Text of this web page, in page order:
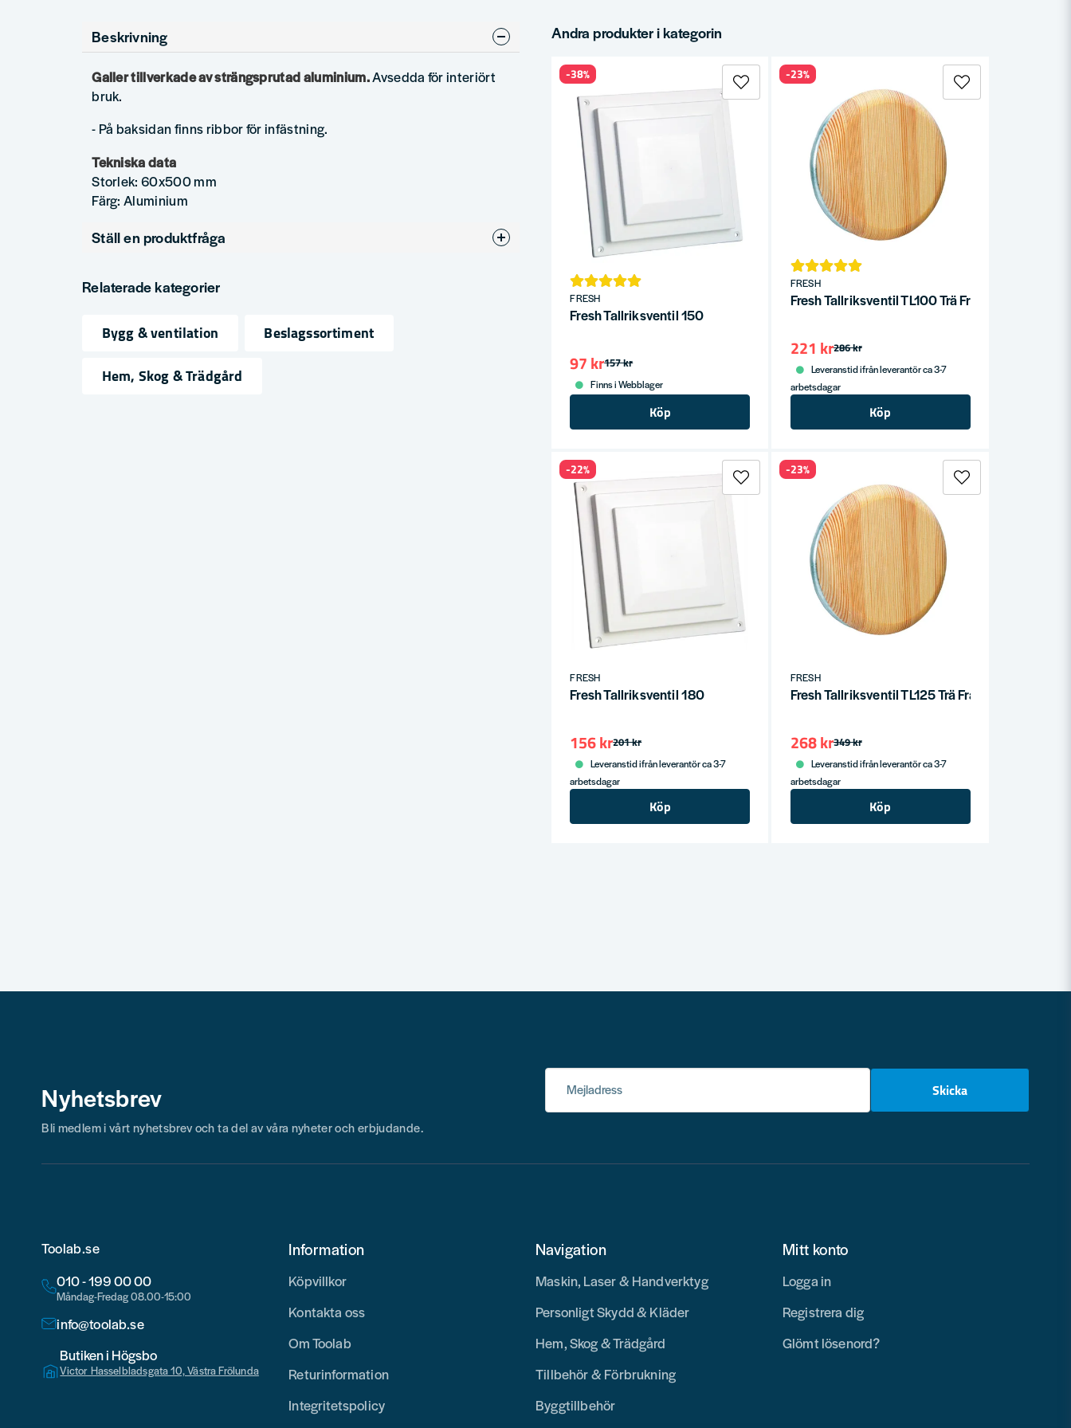
Beskrivning
Galler tillverkade av strängsprutad aluminium.Avsedda för interiört
bruk.
- På baksidan finns ribbor för infästning.
Tekniska data
Storlek: 60x500 mm
Färg: Aluminium
Ställ en produktfråga
Fråga oss något om denna produkten...
Relaterade kategorier
Bygg & ventilation
Beslagssortiment
Hem, Skog & Trädgård
Andra produkter i kategorin
FRESH
Fresh Tallriksventil 150
157 kr
97 kr
Finns i Webblager
Köp
-38%
FRESH
Fresh Tallriksventil TL100 Trä Frånluft
286 kr
221 kr
Leveranstid ifrån leverantör ca 3-7
arbetsdagar
Köp
-23%
FRESH
Fresh Tallriksventil 180
201 kr
156 kr
Leveranstid ifrån leverantör ca 3-7
arbetsdagar
Köp
-22%
FRESH
Fresh Tallriksventil TL125 Trä Frånluft
349 kr
268 kr
Leveranstid ifrån leverantör ca 3-7
arbetsdagar
Köp
-23%
Nyhetsbrev Mejladress Skicka
Bli medlem i vårt nyhetsbrev och ta del av våra nyheter och erbjudande.
Toolab.se
010 - 199 00 00
Måndag-Fredag 08.00-15:00
info@toolab.se
Butiken i Högsbo
Victor Hasselbladsgata 10, Västra Frölunda
Information
Köpvillkor
Kontakta oss
Om Toolab
Returinformation
Integritetspolicy
Navigation
Maskin, Laser & Handverktyg
Personligt Skydd & Kläder
Hem, Skog & Trädgård
Tillbehör & Förbrukning
Byggtillbehör
Mitt konto
Logga in
Registrera dig
Glömt lösenord?